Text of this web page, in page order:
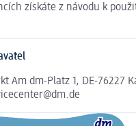
získáte z návodu k
Am dm-Platz 1, DE-76227